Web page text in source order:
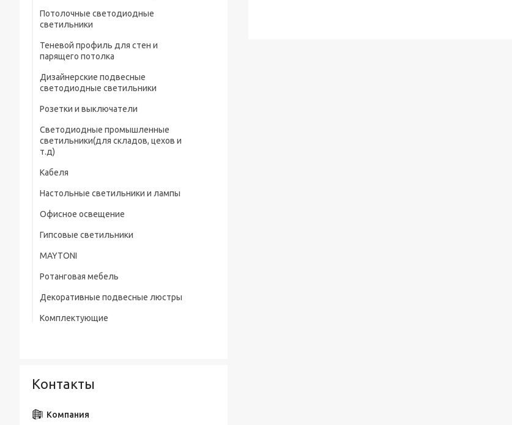
Потолочные светодиодные
светильники
Теневой профиль для стен и
парящего потолка
Дизайнерские подвесные
светодиодные светильники
Розетки и выключатели
Светодиодные промышленные
светильники(для складов, цехов и
т.д)
Кабеля
Настольные светильники и лампы
Офисное освещение
Гипсовые светильники
MAYTONI
Ротанговая мебель
Декоративные подвесные люстры
Комплектующие
Контакты